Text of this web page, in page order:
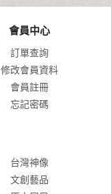
會員中心
訂單查詢
修改會員資料
會員註冊
忘記密碼
台灣神像
文創藝品